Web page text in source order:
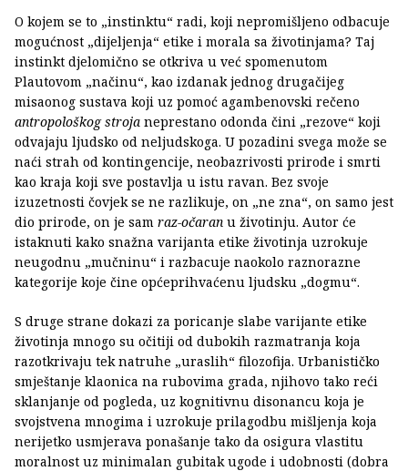
O kojem se to „instinktu“ radi, koji nepromišljeno odbacuje
mogućnost „dijeljenja“ etike i morala sa životinjama? Taj
instinkt djelomično se otkriva u već spomenutom
Plautovom „načinu“, kao izdanak jednog drugačijeg
misaonog sustava koji uz pomoć agambenovski rečeno
antropološkog stroja neprestano odonda čini „rezove“ koji
odvajaju ljudsko od neljudskoga. U pozadini svega može se
naći strah od kontingencije, neobazrivosti prirode i smrti
kao kraja koji sve postavlja u istu ravan. Bez svoje
izuzetnosti čovjek se ne razlikuje, on „ne zna“, on samo jest
dio prirode, on je sam raz-očaran u životinju. Autor će
istaknuti kako snažna varijanta etike životinja uzrokuje
neugodnu „mučninu“ i razbacuje naokolo raznorazne
kategorije koje čine općeprihvaćenu ljudsku „dogmu“.
S druge strane dokazi za poricanje slabe varijante etike
životinja mnogo su očitiji od dubokih razmatranja koja
razotkrivaju tek natruhe „uraslih“ filozofija. Urbanističko
smještanje klaonica na rubovima grada, njihovo tako reći
sklanjanje od pogleda, uz kognitivnu disonancu koja je
svojstvena mnogima i uzrokuje prilagodbu mišljenja koja
nerijetko usmjerava ponašanje tako da osigura vlastitu
moralnost uz minimalan gubitak ugode i udobnosti (dobra